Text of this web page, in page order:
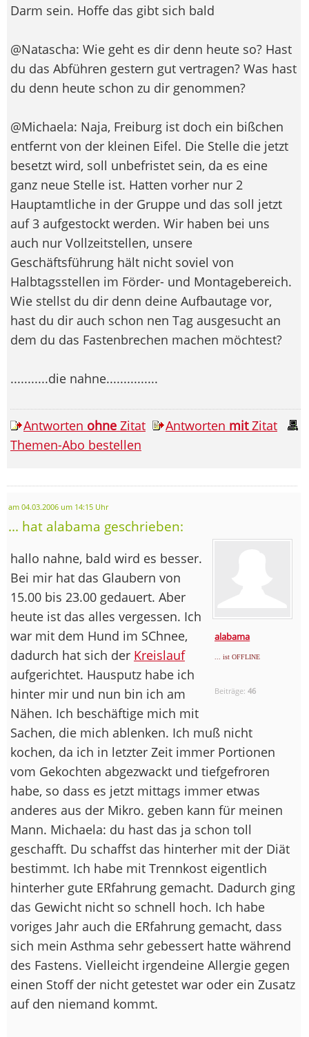
Darm sein. Hoffe das gibt sich bald
@Natascha: Wie geht es dir denn heute so? Hast
du das Abführen gestern gut vertragen? Was hast
du denn heute schon zu dir genommen?
@Michaela: Naja, Freiburg ist doch ein bißchen
entfernt von der kleinen Eifel. Die Stelle die jetzt
besetzt wird, soll unbefristet sein, da es eine
ganz neue Stelle ist. Hatten vorher nur 2
Hauptamtliche in der Gruppe und das soll jetzt
auf 3 aufgestockt werden. Wir haben bei uns
auch nur Vollzeitstellen, unsere
Geschäftsführung hält nicht soviel von
Halbtagsstellen im Förder- und Montagebereich.
Wie stellst du dir denn deine Aufbautage vor,
hast du dir auch schon nen Tag ausgesucht an
dem du das Fastenbrechen machen möchtest?
...........die nahne...............
Antworten ohne Zitat Antworten mitZitat
Themen-Abo bestellen
am 04.03.2006 um 14:15 Uhr
... hat alabama geschrieben:
alabama
... ist OFFLINE
Beiträge:46
hallo nahne, bald wird es besser.
Bei mir hat das Glaubern von
15.00 bis 23.00 gedauert. Aber
heute ist das alles vergessen. Ich
war mit dem Hund im SChnee,
dadurch hat sich der Kreislauf
aufgerichtet. Hausputz habe ich
hinter mir und nun bin ich am
Nähen. Ich beschäftige mich mit
Sachen, die mich ablenken. Ich muß nicht
kochen, da ich in letzter Zeit immer Portionen
vom Gekochten abgezwackt und tiefgefroren
habe, so dass es jetzt mittags immer etwas
anderes aus der Mikro. geben kann für meinen
Mann. Michaela: du hast das ja schon toll
geschafft. Du schaffst das hinterher mit der Diät
bestimmt. Ich habe mit Trennkost eigentlich
hinterher gute ERfahrung gemacht. Dadurch ging
das Gewicht nicht so schnell hoch. Ich habe
voriges Jahr auch die ERfahrung gemacht, dass
sich mein Asthma sehr gebessert hatte während
des Fastens. Vielleicht irgendeine Allergie gegen
einen Stoff der nicht getestet war oder ein Zusatz
auf den niemand kommt.